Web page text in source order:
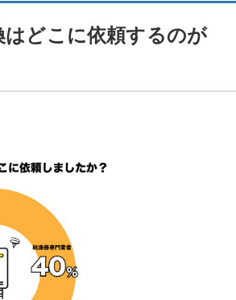
はどこに依頼するのが